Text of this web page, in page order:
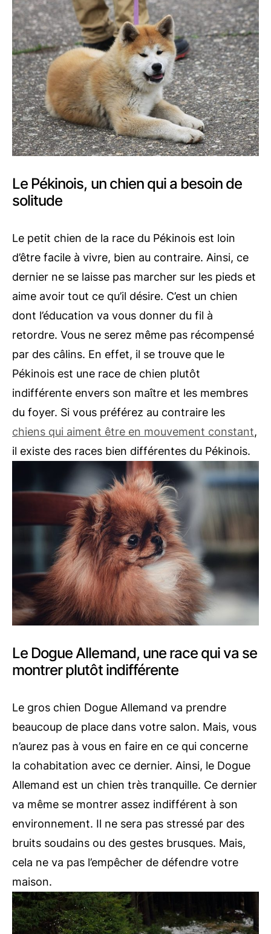
Le Pékinois, un chien qui a besoin de
solitude
Le petit chien de la race du Pékinois est loin
d’être facile à vivre, bien au contraire. Ainsi, ce
dernier ne se laisse pas marcher sur les pieds et
aime avoir tout ce qu’il désire. C’est un chien
dont l’éducation va vous donner du fil à
retordre. Vous ne serez même pas récompensé
par des câlins. En effet, il se trouve que le
Pékinois est une race de chien plutôt
indifférente envers son maître et les membres
du foyer. Si vous préférez au contraire les
chiens qui aiment être en mouvement constant,
il existe des races bien différentes du Pékinois.
Le Dogue Allemand, une race qui va se
montrer plutôt indifférente
Le gros chien Dogue Allemand va prendre
beaucoup de place dans votre salon. Mais, vous
n’aurez pas à vous en faire en ce qui concerne
la cohabitation avec ce dernier. Ainsi, le Dogue
Allemand est un chien très tranquille. Ce dernier
va même se montrer assez indifférent à son
environnement. Il ne sera pas stressé par des
bruits soudains ou des gestes brusques. Mais,
cela ne va pas l’empêcher de défendre votre
maison.